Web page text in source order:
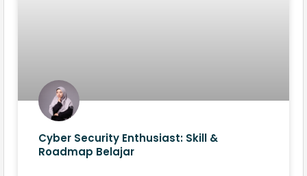
Cyber Security Enthusiast: Skill &
Roadmap Belajar